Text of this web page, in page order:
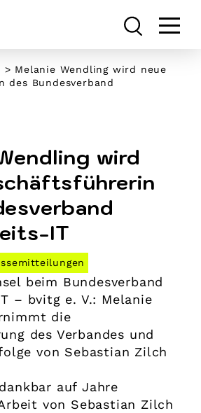
> Melanie Wendling wird neue
des Bundesverband
wird
IT
beim Bundesverband
– bvitg e. V.: Melanie
die
des Verbandes und
von Sebastian Zilch
auf Jahre
von Sebastian Zilch